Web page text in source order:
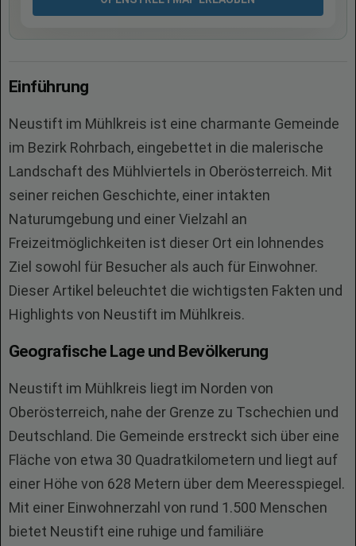
Einführung
Neustift im Mühlkreis ist eine charmante Gemeinde
im Bezirk Rohrbach, eingebettet in die malerische
Landschaft des Mühlviertels in Oberösterreich. Mit
seiner reichen Geschichte, einer intakten
Naturumgebung und einer Vielzahl an
Freizeitmöglichkeiten ist dieser Ort ein lohnendes
Ziel sowohl für Besucher als auch für Einwohner.
Dieser Artikel beleuchtet die wichtigsten Fakten und
Highlights von Neustift im Mühlkreis.
Geografische Lage und Bevölkerung
Neustift im Mühlkreis liegt im Norden von
Oberösterreich, nahe der Grenze zu Tschechien und
Deutschland. Die Gemeinde erstreckt sich über eine
Fläche von etwa 30 Quadratkilometern und liegt auf
einer Höhe von 628 Metern über dem Meeresspiegel.
Mit einer Einwohnerzahl von rund 1.500 Menschen
bietet Neustift eine ruhige und familiäre